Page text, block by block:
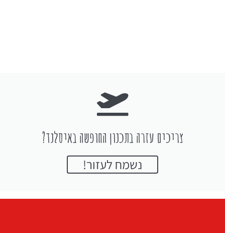
צריכים עזרה בתכנון החופשה באיסלנד?
נשמח לעזור!